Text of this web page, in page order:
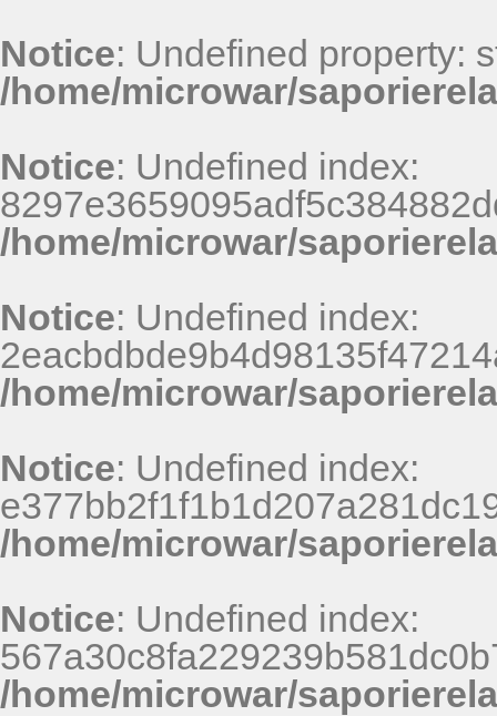
Notice: Undefined property:
/home/microwar/
Notice: Undefined index:
/home/microwar/
Notice: Undefined index:
/home/microwar/
Notice: Undefined index:
/home/microwar/
Notice: Undefined index:
/home/microwar/